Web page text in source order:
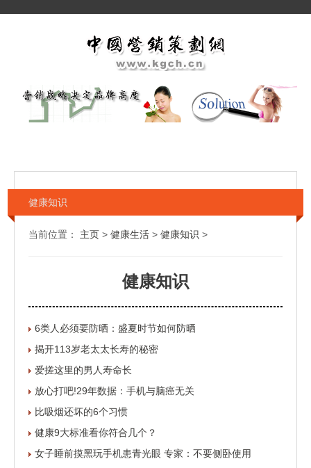
健康知识
当前位置： 主页 > 健康生活 > 健康知识 >
健康知识
6类人必须要防晒：盛夏时节如何防晒
揭开113岁老太太长寿的秘密
爱搓这里的男人寿命长
放心打吧!29年数据：手机与脑癌无关
比吸烟还坏的6个习惯
健康9大标准看你符合几个？
女子睡前摸黑玩手机患青光眼 专家：不要侧卧使用